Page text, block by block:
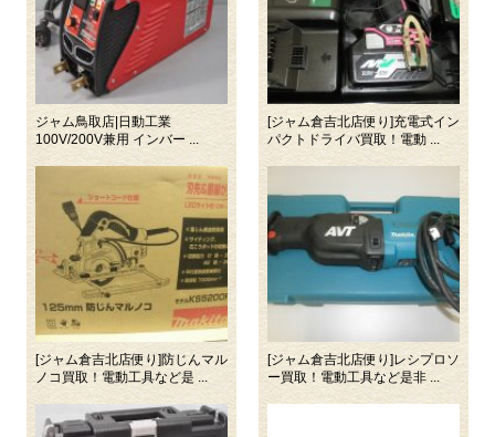
ジャム鳥取店|日動工業
100V/200V兼用 インバー ...
[ジャム倉吉北店便り]充電式イン
パクトドライバ買取！電動 ...
[ジャム倉吉北店便り]防じんマル
ノコ買取！電動工具など是 ...
[ジャム倉吉北店便り]レシプロソ
ー買取！電動工具など是非 ...